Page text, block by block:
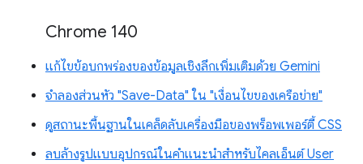
Chrome 140
แก้ไขข้อบกพร่องของข้อมูลเชิงลึกเพิ่มเติมด้วย Gemini
จำลองส่วนหัว "Save-Data" ใน "เงื่อนไขของเครือข่าย"
ดูสถานะพื้นฐานในเคล็ดลับเครื่องมือของพร็อพเพอร์ตี้ CSS
ลบล้างรูปแบบอุปกรณ์ในคำแนะนำสำหรับไคลเอ็นต์ User